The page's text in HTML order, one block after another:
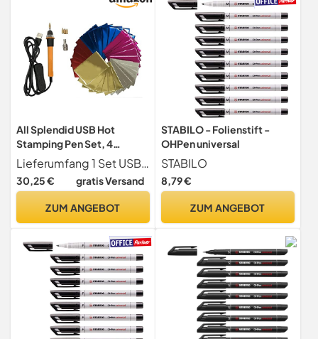
All Splendid USB Hot
Stamping Pen Set, 4
Austauschbare
Stiftspitzen, DIY
Dekoration, Geeignet für
Leder, Kalligraphie
Lieferumfang 1 Set USB-Heißstempelstift, 4 runde Spitzen, 30 Blatt Folienpapier in 5 Farben, 1 Stiftspitzenwechsler
30,25 € gratis Versand
ZUM ANGEBOT
STABILO - Folienstift -
OHPen universal
STABILO
8,79 €
ZUM ANGEBOT